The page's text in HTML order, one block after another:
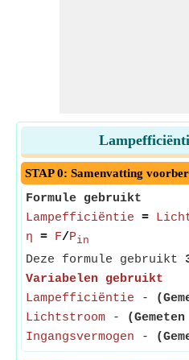
STAP 0: Samenvatting
Formule gebruikt
Lampefficiëntie =
η = F/Pin
Deze formule gebruikt
Variabelen gebruikt
Lampefficiëntie -
Lichtstroom -
Ingangsvermogen -